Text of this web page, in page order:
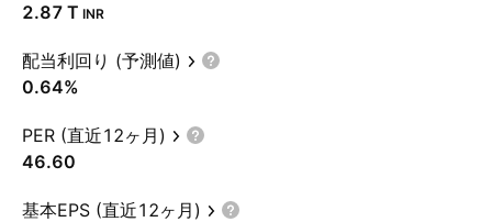
‪2.87 T‬ INR
配当利回り (予測値)
0.64%
PER (直近12ヶ月)
46.60
基本EPS (直近12ヶ月)